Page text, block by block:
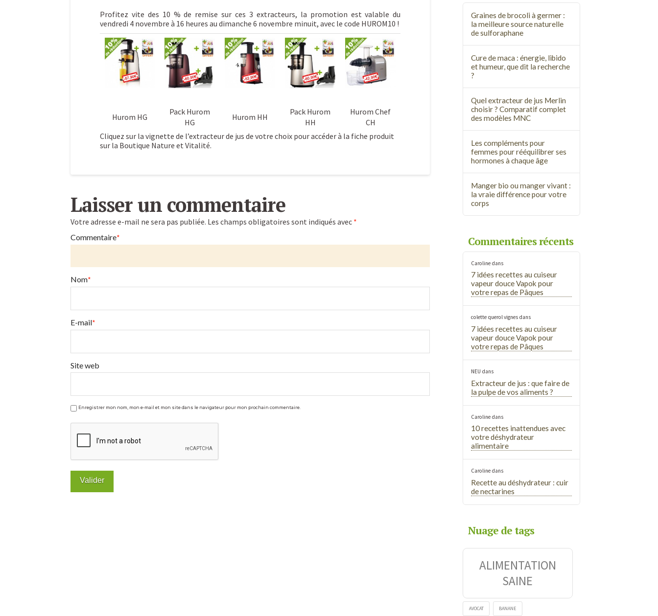
Profitez vite des 10 % de remise sur ces 3 extracteurs, la promotion est valable du
vendredi 4 novembre à 16 heures au dimanche 6 novembre minuit, avec le code HUROM10 !
Hurom HG
Pack Hurom
HG
Hurom HH
Pack Hurom
HH
Hurom Chef
CH
Cliquez sur la vignette de l’extracteur de jus de votre choix pour accéder à la fiche produit
sur la Boutique Nature et Vitalité.
:
10%
de
sur
les
extracteurs
de
Hurom
Laisser un commentaire
Votre adresse e-mail ne sera pas publiée. Les champs obligatoires sont indiqués avec *
Commentaire*
Nom*
E-mail*
Site web
Enregistrer mon nom, mon e-mail et mon site dans le navigateur pour mon prochain commentaire.
Graines de brocoli à germer :
la meilleure source naturelle
de sulforaphane
Cure de maca : énergie, libido
et humeur, que dit la recherche
?
Quel extracteur de jus Merlin
choisir ? Comparatif complet
des modèles MNC
Les compléments pour
femmes pour rééquilibrer ses
hormones à chaque âge
Manger bio ou manger vivant :
la vraie différence pour votre
corps
Commentaires récents
Caroline dans
7 idées recettes au cuiseur
vapeur douce Vapok pour
votre repas de Pâques
colette querol vignes dans
7 idées recettes au cuiseur
vapeur douce Vapok pour
votre repas de Pâques
NEU dans
Extracteur de jus : que faire de
la pulpe de vos aliments ?
Caroline dans
10 recettes inattendues avec
votre déshydrateur
alimentaire
Caroline dans
Recette au déshydrateur : cuir
de nectarines
Nuage de tags
ALIMENTATION
SAINE
AVOCAT BANANE